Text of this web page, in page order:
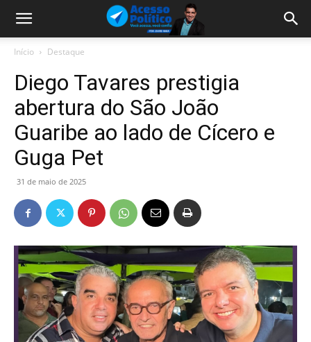
Início Destaque
Diego Tavares prestigia
abertura do São João
Guaribe ao lado de Cícero e
Guga Pet
31 de maio de 2025